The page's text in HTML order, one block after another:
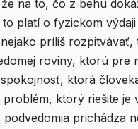
na to, čo z behu
platí o fyzickom
príliš
roviny, ktorú pre
ktorá
ktorý riešite
prichádza